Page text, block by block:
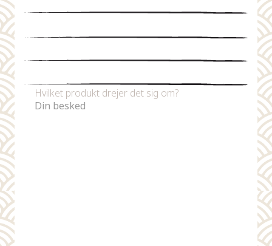
Hvilket produkt drejer det sig om?